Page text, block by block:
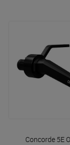
Concorde 5E